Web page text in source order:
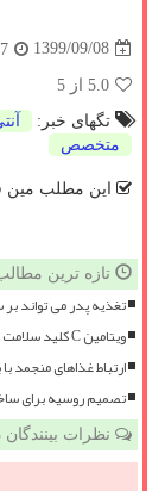
1399/09/08
5.0 از 5
تگهای خبر:
متخصص
این مطلب مین
تازه ترین
تغذیه پدر می تواند بر
ویتامین C کلید سلامت مغز در دوران پیری
ارتباط غذاهای منجمد
تصمیم روسیه برای
نظرات